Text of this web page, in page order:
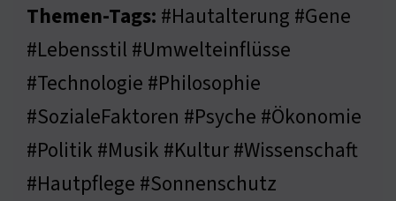
Themen-Tags: #Hautalterung #Gene
#Lebensstil #Umwelteinflüsse
#Technologie #Philosophie
#SozialeFaktoren #Psyche #Ökonomie
#Politik #Musik #Kultur #Wissenschaft
#Hautpflege #Sonnenschutz